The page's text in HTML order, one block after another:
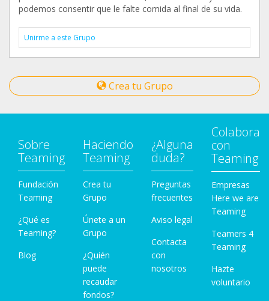
podemos consentir que le falte comida al final de su vida.
Unirme a este Grupo
Crea tu Grupo
Sobre
Teaming
Fundación
Teaming
¿Qué es
Teaming?
Blog
Haciendo
Teaming
Crea tu
Grupo
Únete a un
Grupo
¿Quién
puede
recaudar
fondos?
¿Alguna
duda?
Preguntas
frecuentes
Aviso legal
Contacta
con
nosotros
Colabora
con
Teaming
Empresas
Here we are
Teaming
Teamers 4
Teaming
Hazte
voluntario